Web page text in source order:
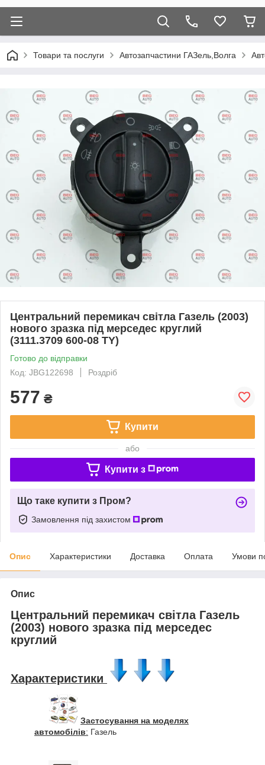
Товари та послуги Автозапчастини ГАЗель,Волга
Центральний перемикач світла Газель (2003)
нового зразка під мерседес круглий
(3111.3709 600-08 TY)
Готово до відправки
Код: JBG122698
Роздріб
577 ₴
Купити
або
Купити з
Що таке купити з Пром?
Замовлення під захистом
Опис Характеристики Доставка Оплата Умови
Опис
Центральний перемикач світла Газель
(2003) нового зразка під мерседес
круглий
Характеристики
Застосування на моделях
автомобілів: Газель